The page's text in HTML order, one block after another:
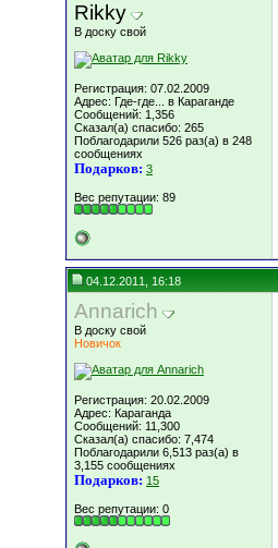
Rikky
В доску свой
Регистрация: 07.02.2009
Адрес: Где-где... в Караганде
Сообщений: 1,356
Сказал(а) спасибо: 265
Поблагодарили 526 раз(а) в 248
сообщениях
Подарков: 3
Вес репутации: 89
04.12.2011, 16:18
Annarich
В доску свой
Новичок
Регистрация: 20.02.2009
Адрес: Караганда
Сообщений: 11,300
Сказал(а) спасибо: 7,474
Поблагодарили 6,513 раз(а) в
3,155 сообщениях
Подарков: 15
Вес репутации: 0